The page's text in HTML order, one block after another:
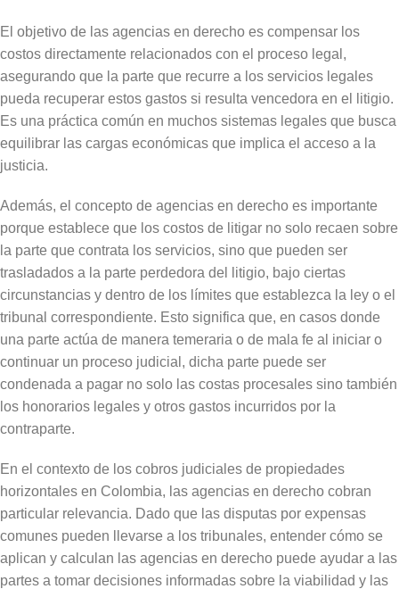
El objetivo de las agencias en derecho es compensar los
costos directamente relacionados con el proceso legal,
asegurando que la parte que recurre a los servicios legales
pueda recuperar estos gastos si resulta vencedora en el litigio.
Es una práctica común en muchos sistemas legales que busca
equilibrar las cargas económicas que implica el acceso a la
justicia.
Además, el concepto de agencias en derecho es importante
porque establece que los costos de litigar no solo recaen sobre
la parte que contrata los servicios, sino que pueden ser
trasladados a la parte perdedora del litigio, bajo ciertas
circunstancias y dentro de los límites que establezca la ley o el
tribunal correspondiente. Esto significa que, en casos donde
una parte actúa de manera temeraria o de mala fe al iniciar o
continuar un proceso judicial, dicha parte puede ser
condenada a pagar no solo las costas procesales sino también
los honorarios legales y otros gastos incurridos por la
contraparte.
En el contexto de los cobros judiciales de propiedades
horizontales en Colombia, las agencias en derecho cobran
particular relevancia. Dado que las disputas por expensas
comunes pueden llevarse a los tribunales, entender cómo se
aplican y calculan las agencias en derecho puede ayudar a las
partes a tomar decisiones informadas sobre la viabilidad y las